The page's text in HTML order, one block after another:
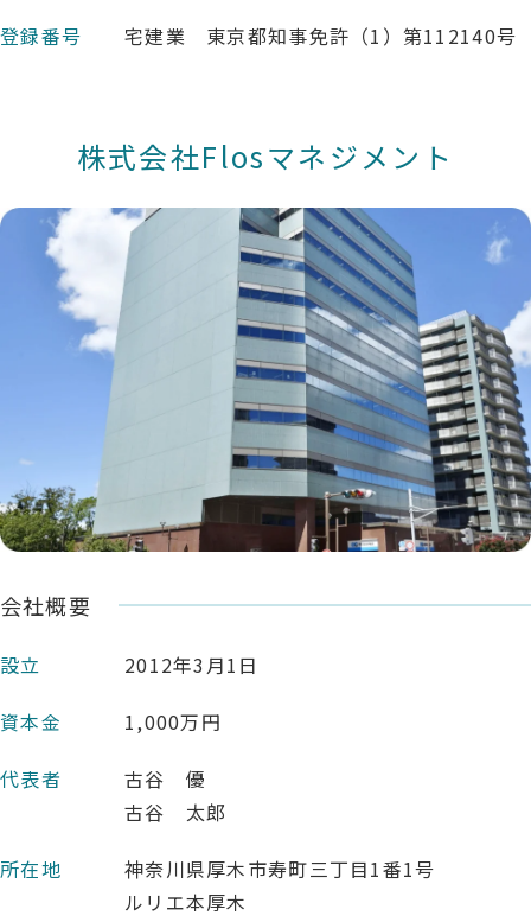
登録番号
宅建業 東京都知事免許（1）第112140号
株式会社Flosマネジメント
会社概要
設立
2012年3月1日
資本金
1,000万円
代表者
古谷 優
古谷 太郎
所在地
神奈川県厚木市寿町三丁目1番1号
ルリエ本厚木